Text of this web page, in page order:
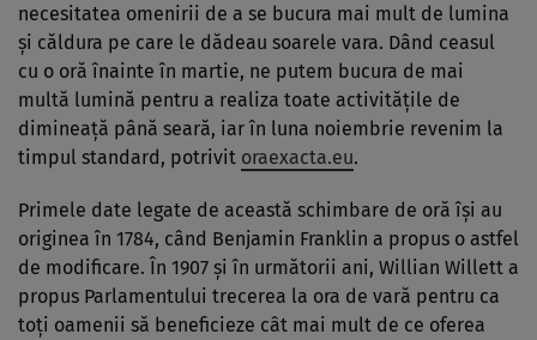
necesitatea omenirii de a se bucura mai mult de lumina
și căldura pe care le dădeau soarele vara. Dând ceasul
cu o oră înainte în martie, ne putem bucura de mai
multă lumină pentru a realiza toate activitățile de
dimineață până seară, iar în luna noiembrie revenim la
timpul standard, potrivit oraexacta.eu.
Primele date legate de această schimbare de oră își au
originea în 1784, când Benjamin Franklin a propus o astfel
de modificare. În 1907 și în următorii ani, Willian Willett a
propus Parlamentului trecerea la ora de vară pentru ca
toți oamenii să beneficieze cât mai mult de ce oferea